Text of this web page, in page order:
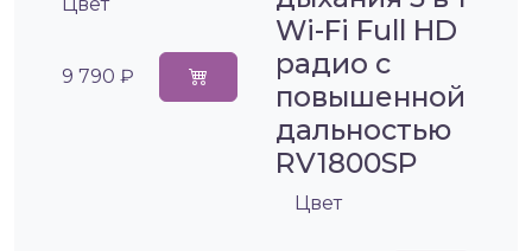
Цвет
9 790 ₽
Wi-Fi Full HD
радио с
повышенной
дальностью
RV1800SP
Цвет